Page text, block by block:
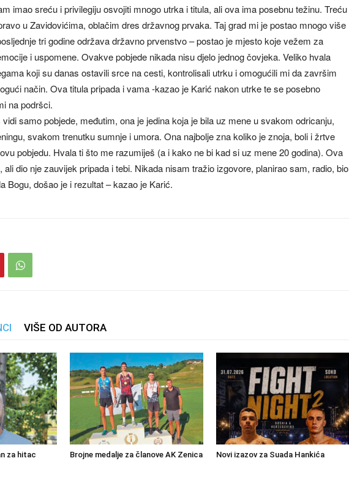
imao sreću i privilegiju osvojiti mnogo utrka i titula, ali ova ima posebnu težinu. Treću
u Zavidovićima, oblačim dres državnog prvaka. Taj grad mi je postao mnogo više
tri godine održava državno prvenstvo – postao je mjesto koje vežem za
i uspomene. Ovakve pobjede nikada nisu djelo jednog čovjeka. Veliko hvala
koji su danas ostavili srce na cesti, kontrolisali utrku i omogućili mi da završim
način. Ova titula pripada i vama -kazao je Karić nakon utrke te se posebno
na podršci.
samo pobjede, međutim, ona je jedina koja je bila uz mene u svakom odricanju,
svakom trenutku sumnje i umora. Ona najbolje zna koliko je znoja, boli i žrtve
pobjedu. Hvala ti što me razumiješ (a i kako ne bi kad si uz mene 20 godina). Ova
ali dio nje zauvijek pripada i tebi. Nikada nisam tražio izgovore, planirao sam, radio, bio
Bogu, došao je i rezultat – kazao je Karić.
VIŠE OD AUTORA
za hitac
Brojne medalje za članove AK Zenica Novi izazov za Suada Hankića